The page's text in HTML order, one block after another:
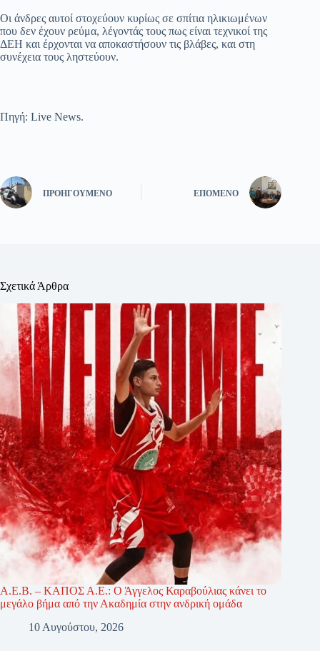
Οι άνδρες αυτοί στοχεύουν κυρίως σε σπίτια ηλικιωμένων
που δεν έχουν ρεύμα, λέγοντάς τους πως είναι τεχνικοί της
ΔΕΗ και έρχονται να αποκαστήσουν τις βλάβες, και στη
συνέχεια τους ληστεύουν.
Πηγή: Live News.
ΠΡΟΗΓΟΎΜΕΝΟ ΕΠΌΜΕΝΟ
Σχετικά Άρθρα
Α.Ε.Β. – ΚΑΠΟΣ Α.Ε.: Ο Άγγελος Καραβούλιας κάνει το
μεγάλο βήμα από την Ακαδημία στην ανδρική ομάδα
10 Αυγούστου, 2026